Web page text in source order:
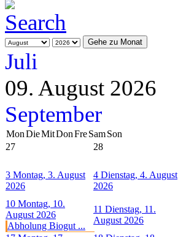
Gehe zu Monat
Juli
09. August 2026
September
MonDieMitDonFreSamSon
27
28
3 Montag, 3. August
2026
4 Dienstag, 4. August
2026
10 Montag, 10.
August 2026
Abholung Biogut ...
11 Dienstag, 11.
August 2026